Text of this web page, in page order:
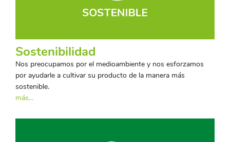
Sostenibilidad
Nos preocupamos por el medioambiente y nos esforzamos
por ayudarle a cultivar su producto de la manera más
sostenible.
más...